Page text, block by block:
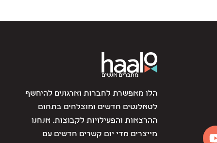
הלו מאפשרת לחברות וארגונים להיחשף
לטאלנטים חדשים ומוצלחים בתחום
ההרצאות והפעילויות לקבוצות. אנחנו
מייצרים מדי יום קשרים חדשים עם